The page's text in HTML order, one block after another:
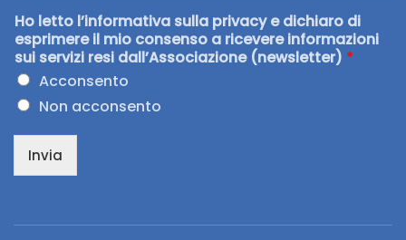
Ho letto l’informativa sulla privacy e dichiaro di
esprimere il mio consenso a ricevere informazioni
sui servizi resi dall’Associazione (newsletter) *
Acconsento
Non acconsento
Invia